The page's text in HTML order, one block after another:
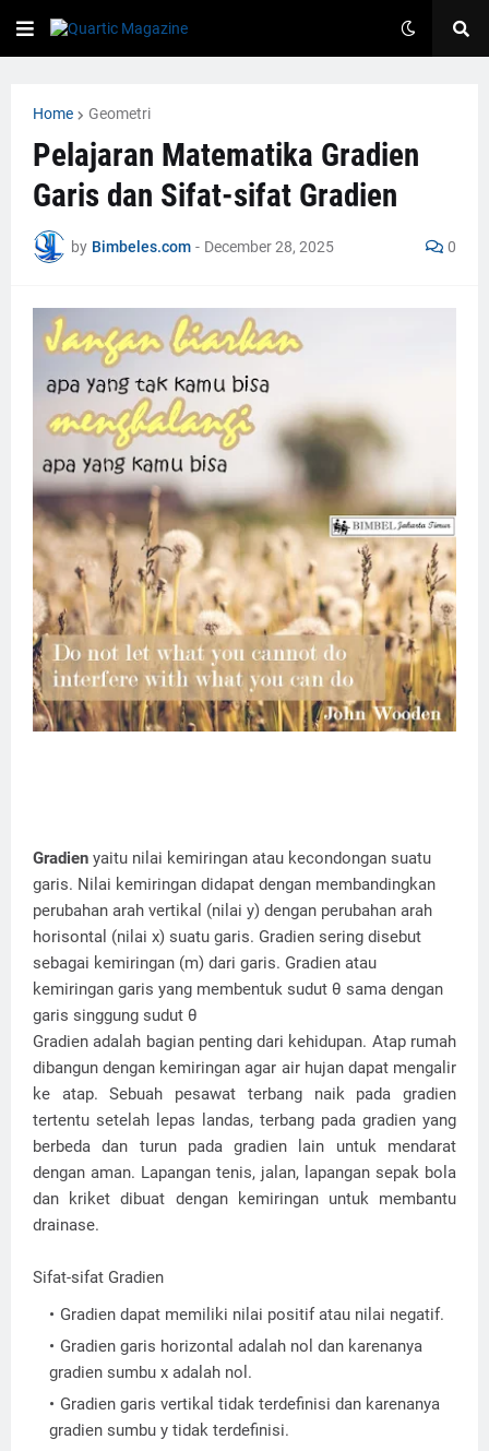
Home Geometri
Pelajaran Matematika Gradien
Garis dan Sifat-sifat Gradien
by Bimbeles.com - December 28, 2025 0
Gradien yaitu nilai kemiringan atau kecondongan suatu
garis. Nilai kemiringan didapat dengan membandingkan
perubahan arah vertikal (nilai y) dengan perubahan arah
horisontal (nilai x) suatu garis. Gradien sering disebut
sebagai kemiringan (m) dari garis. Gradien atau
kemiringan garis yang membentuk sudut θ sama dengan
garis singgung sudut θ
Gradien adalah bagian penting dari kehidupan. Atap rumah
dibangun dengan kemiringan agar air hujan dapat mengalir
ke atap. Sebuah pesawat terbang naik pada gradien
tertentu setelah lepas landas, terbang pada gradien yang
berbeda dan turun pada gradien lain untuk mendarat
dengan aman. Lapangan tenis, jalan, lapangan sepak bola
dan kriket dibuat dengan kemiringan untuk membantu
drainase.
Sifat-sifat Gradien
Gradien dapat memiliki nilai positif atau nilai negatif.
Gradien garis horizontal adalah nol dan karenanya
gradien sumbu x adalah nol.
Gradien garis vertikal tidak terdefinisi dan karenanya
gradien sumbu y tidak terdefinisi.